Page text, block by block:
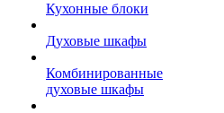
Кухонные блоки
Духовые шкафы
Комбинированные
духовые шкафы